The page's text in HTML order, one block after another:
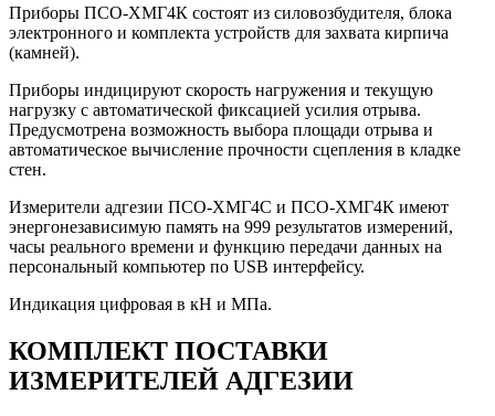
Приборы ПСО-ХМГ4К состоят из силовозбудителя, блока
электронного и комплекта устройств для захвата кирпича
(камней).
Приборы индицируют скорость нагружения и текущую
нагрузку с автоматической фиксацией усилия отрыва.
Предусмотрена возможность выбора площади отрыва и
автоматическое вычисление прочности сцепления в кладке
стен.
Измерители адгезии ПСО-ХМГ4С и ПСО-ХМГ4К имеют
энергонезависимую память на 999 результатов измерений,
часы реального времени и функцию передачи данных на
персональный компьютер по USB интерфейсу.
Индикация цифровая в кН и МПа.
КОМПЛЕКТ ПОСТАВКИ
ИЗМЕРИТЕЛЕЙ АДГЕЗИИ